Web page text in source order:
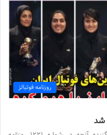
روزنامه فوتبالز